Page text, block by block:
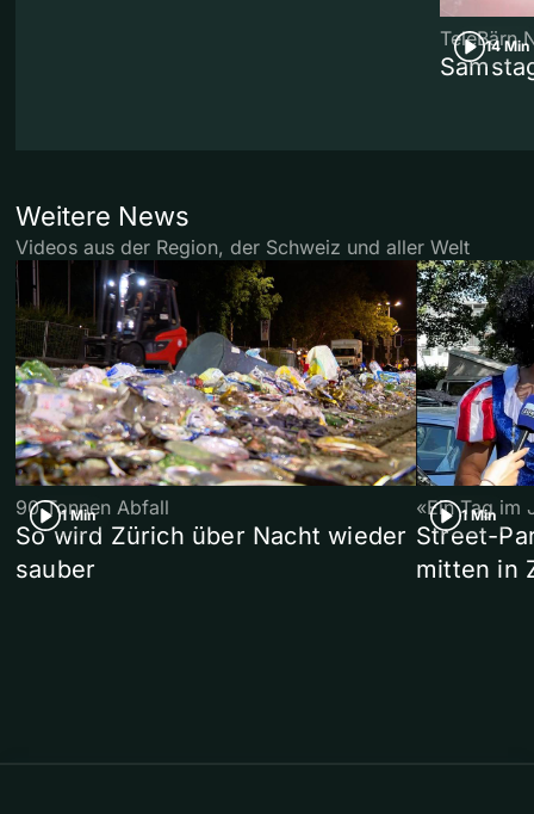
14 Min
TeleBärn
Weitere News
Videos aus der Region, der Schweiz und aller Welt
1 Min
90 Tonnen Abfall
So wird Zürich über Nacht wieder
sauber
1 Min
«Ein Tag im
Street-
mitten in